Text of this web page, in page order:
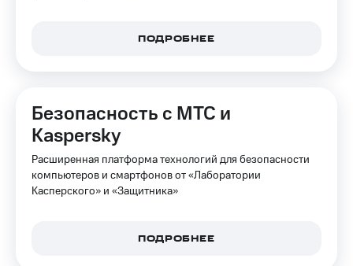
ПОДРОБНЕЕ
Безопасность с МТС и
Kaspersky
Расширенная платформа технологий для безопасности
компьютеров и смартфонов от «Лаборатории
Касперского» и «Защитника»
ПОДРОБНЕЕ